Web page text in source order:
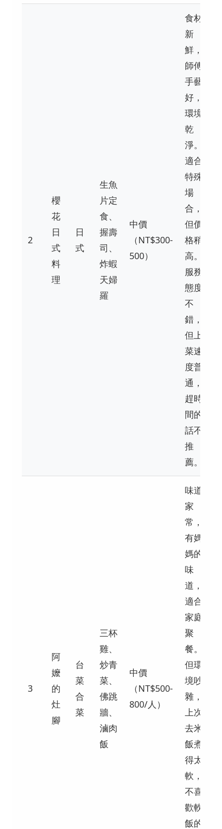
2
櫻
花
日
式
料
理
日
式
生魚
片定
食、
握壽
司、
炸蝦
天婦
羅
中價
（NT$300-
500）
食材
新
鮮，
師傅
手藝
好，
環境
乾
淨。
適合
特殊
場
合，
但價
格稍
高。
服務
態度
不
錯，
但上
菜速
度普
通，
趕時
間的
話不
推
薦。
3
阿
嬤
的
灶
腳
台
菜
合
菜
三杯
雞、
炒青
菜、
佛跳
牆、
滷肉
飯
中價
（NT$500-
800/人）
味道
家
常，
有媽
媽的
味
道，
適合
家庭
聚
餐。
但環
境吵
雜，
上次
去米
飯煮
得太
軟，
不喜
歡軟
飯的